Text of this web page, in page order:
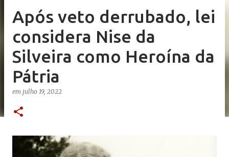
Após veto derrubado, lei
considera Nise da
Silveira como Heroína da
Pátria
em julho 19, 2022